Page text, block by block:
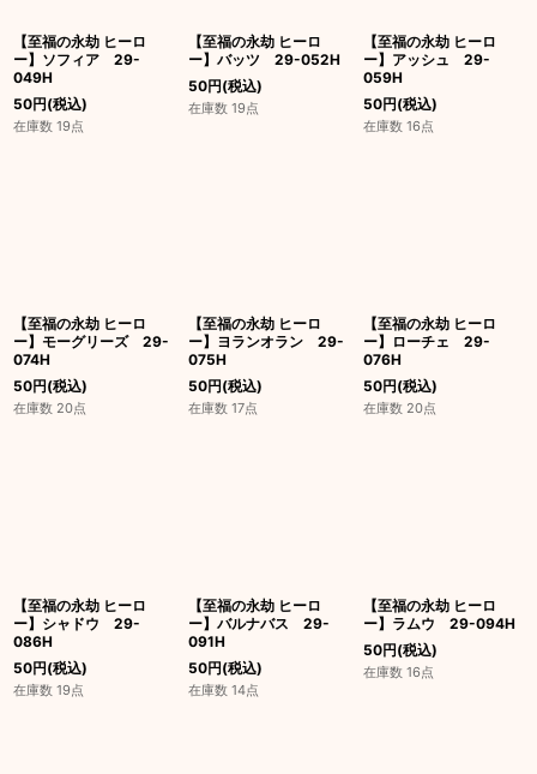
【至福の永劫 ヒーロ
ー】ソフィア 29-
049H
50円(税込)
在庫数 19点
【至福の永劫 ヒーロ
ー】バッツ 29-052H
50円(税込)
在庫数 19点
【至福の永劫 ヒーロ
ー】アッシュ 29-
059H
50円(税込)
在庫数 16点
【至福の永劫 ヒーロ
ー】モーグリーズ 29-
074H
50円(税込)
在庫数 20点
【至福の永劫 ヒーロ
ー】ヨランオラン 29-
075H
50円(税込)
在庫数 17点
【至福の永劫 ヒーロ
ー】ローチェ 29-
076H
50円(税込)
在庫数 20点
【至福の永劫 ヒーロ
ー】シャドウ 29-
086H
50円(税込)
在庫数 19点
【至福の永劫 ヒーロ
ー】バルナバス 29-
091H
50円(税込)
在庫数 14点
【至福の永劫 ヒーロ
ー】ラムウ 29-094H
50円(税込)
在庫数 16点